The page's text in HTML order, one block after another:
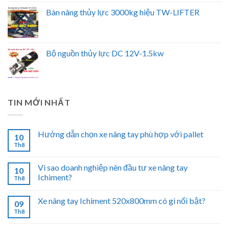
Bàn nâng thủy lực 3000kg hiệu TW-LIFTER
Bộ nguồn thủy lực DC 12V-1.5kw
TIN MỚI NHẤT
10
Th8
Hướng dẫn chọn xe nâng tay phù hợp với pallet
10
Th8
Vì sao doanh nghiệp nên đầu tư xe nâng tay
Ichiment?
09
Th8
Xe nâng tay Ichiment 520x800mm có gì nổi bật?